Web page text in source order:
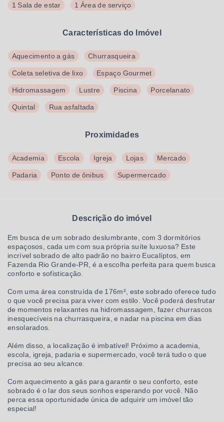
1 Sala de estar 1 Área de serviço
Características do Imóvel
Aquecimento a gás Churrasqueira
Coleta seletiva de lixo Espaço Gourmet
Hidromassagem Lustre Piscina Porcelanato
Quintal Rua asfaltada
Proximidades
Academia Escola Igreja Lojas Mercado
Padaria Ponto de ônibus Supermercado
Descrição do imóvel
Em busca de um sobrado deslumbrante, com 3 dormitórios
espaçosos, cada um com sua própria suíte luxuosa? Este
incrível sobrado de alto padrão no bairro Eucalíptos, em
Fazenda Rio Grande-PR, é a escolha perfeita para quem busca
conforto e sofisticação.
Com uma área construída de 176m², este sobrado oferece tudo
o que você precisa para viver com estilo. Você poderá desfrutar
de momentos relaxantes na hidromassagem, fazer churrascos
inesquecíveis na churrasqueira, e nadar na piscina em dias
ensolarados.
Além disso, a localização é imbatível! Próximo a academia,
escola, igreja, padaria e supermercado, você terá tudo o que
precisa ao seu alcance.
Com aquecimento a gás para garantir o seu conforto, este
sobrado é o lar dos seus sonhos esperando por você. Não
perca essa oportunidade única de adquirir um imóvel tão
especial!